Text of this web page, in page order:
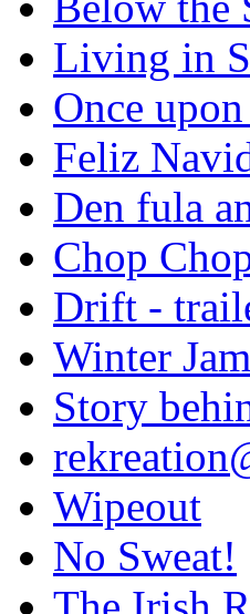
Living in
Once
Feliz
Den fula
Chop
Drift -
Winter
Story
Wipeout
No Sweat!